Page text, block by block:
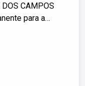
CAMPOS
para a
clube` e